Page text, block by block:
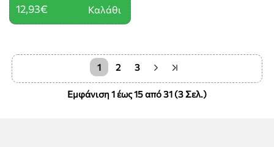
12,93€ Καλάθι
1 2 3
Εμφάνιση 1 έως 15 από 31 (3 Σελ.)